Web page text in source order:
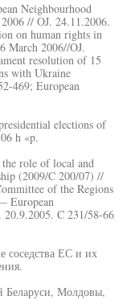
Neighbourhood
// OJ. 24.11.2006.
on human rights in
March 2006//OJ.
resolution of 15
with Ukraine
469; European
elections of
h «p.
role of local and
(2009/C 200/07) //
of the Regions
European
C 231/58-66
соседства ЕС и их
Беларуси, Молдовы,